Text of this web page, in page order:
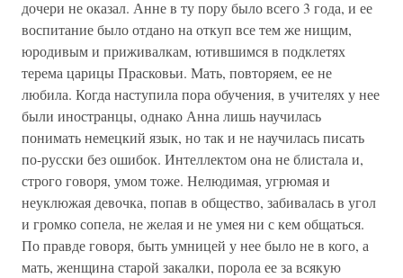
дочери не оказал. Анне в ту пору было всего 3 года, и ее
воспитание было отдано на откуп все тем же нищим,
юродивым и приживалкам, ютившимся в подклетях
терема царицы Прасковьи. Мать, повторяем, ее не
любила. Когда наступила пора обучения, в учителях у нее
были иностранцы, однако Анна лишь научилась
понимать немецкий язык, но так и не научилась писать
по-русски без ошибок. Интеллектом она не блистала и,
строго говоря, умом тоже. Нелюдимая, угрюмая и
неуклюжая девочка, попав в общество, забивалась в угол
и громко сопела, не желая и не умея ни с кем общаться.
По правде говоря, быть умницей у нее было не в кого, а
мать, женщина старой закалки, порола ее за всякую